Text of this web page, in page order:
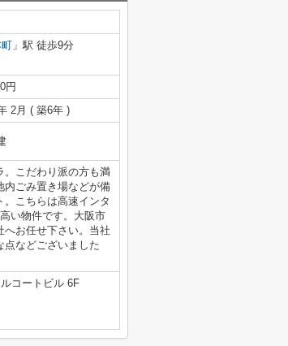
」駅 徒歩9分
円
2月 ( 築6年 )
。こだわり派の方も満
内ごみ置き場などが備
こちらは高速インタ
い物件です。大阪市
へお任せ下さい。当社
点などございました
コートビル 6F